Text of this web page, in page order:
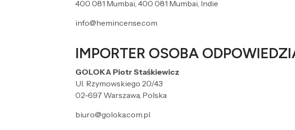
400 081 Mumbai, 400 081 Mumbai, Indie
info@hemincense.com
IMPORTER OSOBA
GOLOKA Piotr Staśkiewicz
Ul. Rzymowskiego 20/43
02-697 Warszawa, Polska
biuro@goloka.com.pl